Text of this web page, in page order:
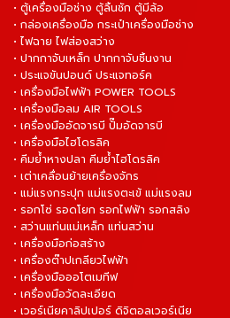
• ตู้เครื่องมือช่าง ตู้ลิ้นชัก ตู้มีล้อ
• กล่องเครื่องมือ กระเป๋าเครื่องมือช่าง
• ไฟฉาย ไฟส่องสว่าง
• ปากกาจับเหล็ก ปากกาจับชิ้นงาน
• ประแจขันปอนด์ ประแจทอร์ค
• เครื่องมือไฟฟ้า POWER TOOLS
• เครื่องมือลม AIR TOOLS
• เครื่องมืออัดจารบี ปั๊มอัดจารบี
• เครื่องมือไฮโดรลิค
• คีมย้ำหางปลา คีมย้ำไฮโดรลิค
• เต่าเคลื่อนย้ายเครื่องจักร
• แม่แรงกระปุก แม่แรงตะเข้ แม่แรงลม
• รอกโซ่ รอดโยก รอกไฟฟ้า รอกสลิง
• สว่านแท่นแม่เหล็ก แท่นสว่าน
• เครื่องมือก่อสร้าง
• เครื่องต๊าปเกลียวไฟฟ้า
• เครื่องมือออโตเมทีฟ
• เครื่องมือวัดละเอียด
• เวอร์เนียคาลิปเปอร์ ดิจิตอลเวอร์เนีย